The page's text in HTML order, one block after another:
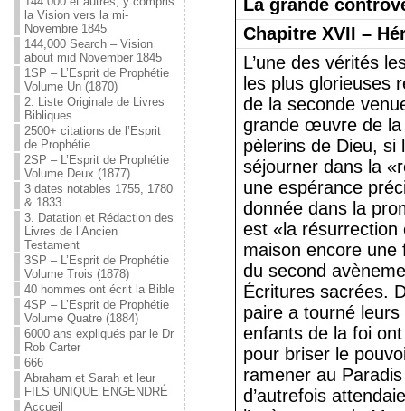
la Vision vers la mi-
Novembre 1845
144,000 Search – Vision
about mid November 1845
1SP – L’Esprit de Prophétie
Volume Un (1870)
2: Liste Originale de Livres
Bibliques
2500+ citations de l’Esprit
de Prophétie
2SP – L’Esprit de Prophétie
Volume Deux (1877)
3 dates notables 1755, 1780
& 1833
3. Datation et Rédaction des
Livres de l’Ancien
Testament
3SP – L’Esprit de Prophétie
Volume Trois (1878)
40 hommes ont écrit la Bible
4SP – L’Esprit de Prophétie
Volume Quatre (1884)
6000 ans expliqués par le Dr
Rob Carter
666
Abraham et Sarah et leur
FILS UNIQUE ENGENDRÉ
Accueil
La grande
Chapitre XVII –
L’une des vérités
les plus glorieuses
de la seconde
grande œuvre de la
pèlerins de Dieu, si
séjourner dans la
une espérance
donnée dans la
est «la résurrection
maison encore une
du second
Écritures sacrées.
paire a tourné leurs
enfants de la foi
pour briser le
ramener au
d’autrefois